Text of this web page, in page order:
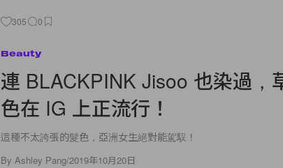
305 0
Beauty
連 BLACKPINK Jisoo 也染過，
色在 IG 上正流行！
這種不太誇張的髮色，亞洲女生絕對能駕馭！
By Ashley Pang/2019年10月20日